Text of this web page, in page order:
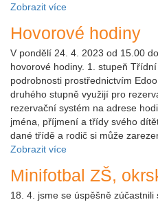
Zobrazit více
Hovorové hodiny
V pondělí 24. 4. 2023 od 15.00
hovorové hodiny. 1. stupeň
podrobnosti prostřednictvím
druhého stupně využijí pro
rezervační systém na adrese
jména, příjmení a třídy svého
dané třídě a rodič si může
Zobrazit více
Minifotbal ZŠ,
18. 4. jsme se úspěšně